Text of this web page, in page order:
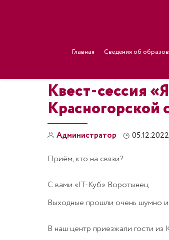
Главная Сведения об
Квест-сессия
Администратор 05.12.2022
Приём, кто на связи?
С вами «IT-Куб» Воротынец
Выходные прошли очень шумно
В наш центр приезжали гости